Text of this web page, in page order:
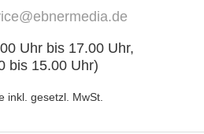
Uhr bis 17.00 Uhr,
bis 15.00 Uhr)
inkl. gesetzl. MwSt.